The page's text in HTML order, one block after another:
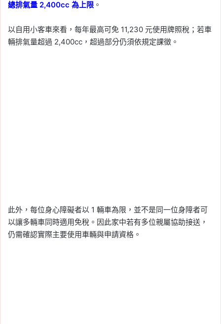
總排氣量 2,400cc 為上限 。
以自用小客車來看，每年最高可免 11,230 元使用牌照稅；若車
輛排氣量超過 2,400cc，超過部分仍須依規定課徵。
此外，每位身心障礙者以 1 輛車為限，並不是同一位身障者可
以讓多輛車同時適用免稅。因此家中若有多位親屬協助接送，
仍需確認實際主要使用車輛與申請資格。